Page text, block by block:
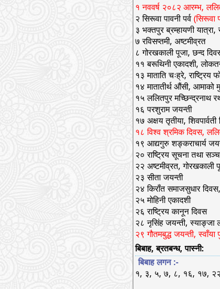
१ नववर्ष २०८२ आरम्भ,
२ सिरूवा पावनी पर्व (सिरूवा
३ भक्तपुर ब्रम्हायणी यात्रा,
७ रविसप्तमी, अष्टमीव्रत
८ गोरखकाली पूजा, छन्द
११ बरूथिनी एकादशी,
१३ माताति चःह्रे, राष्ट्रिय
१४ मातातीर्थ औंसी, आमाको
१५ ललितपुर मच्छिन्द्रनाथ
१६ परशुराम जयन्ती
१७ अक्षय तृतीया, शिवपार्वती
१८ विश्व श्रमिक दिवस,
१९ आद्यगुरु शङ्कराचार्य
२० राष्ट्रिय सूचना तथा
२२ अष्टमीव्रत, गोरखकाली
२३ सीता जयन्ती
२४ किराँत समाजसुधार दिवस,
२५ मोहिनी एकादशी
२६ राष्ट्रिय कानून दिवस
२८ नृसिंह जयन्ती, स्याङ्जा
२९ गौतमबुद्ध जयन्ती, स्वाँया
बिबाह, ब्रतबन्ध, पास्नी:
बिबाह लगन :-
१, ३, ५, ७, ८, १६, १७,